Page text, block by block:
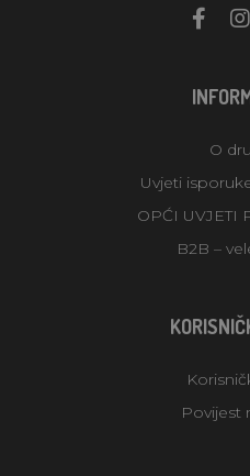
O
Uvjeti
OPĆI UVJETI
B2B –
Povijest